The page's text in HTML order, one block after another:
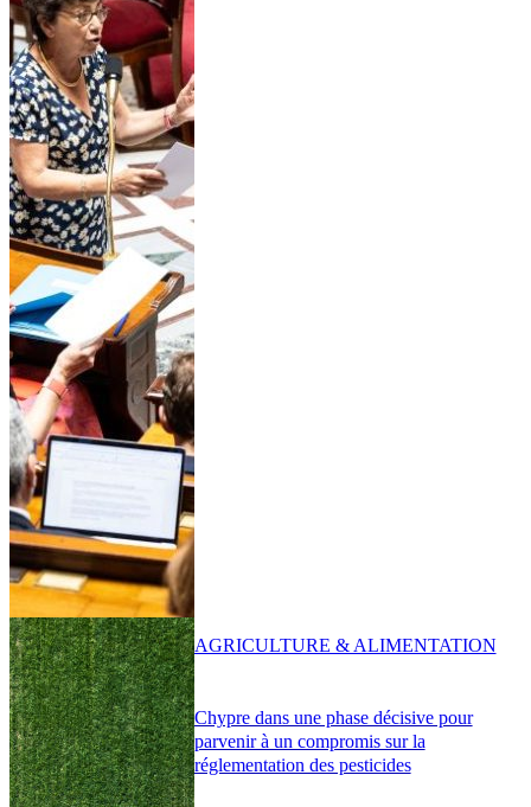
Chypre dans une phase décisive pour
parvenir à un compromis sur la
réglementation des pesticides
AGRICULTURE & ALIMENTATION